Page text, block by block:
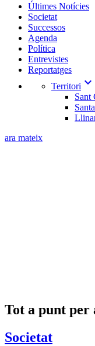
Últimes Notícies
Societat
Successos
Agenda
Política
Entrevistes
Reportatges
Territori expand_more
Sant
ara mateix
Tot a punt per
Societat